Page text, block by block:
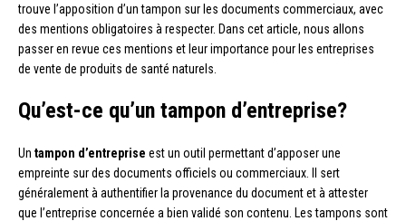
trouve l’apposition d’un tampon sur les documents commerciaux, avec
des mentions obligatoires à respecter. Dans cet article, nous allons
passer en revue ces mentions et leur importance pour les entreprises
de vente de produits de santé naturels.
Qu’est-ce qu’un tampon d’entreprise?
Un tampon d’entreprise est un outil permettant d’apposer une
empreinte sur des documents officiels ou commerciaux. Il sert
généralement à authentifier la provenance du document et à attester
que l’entreprise concernée a bien validé son contenu. Les tampons sont